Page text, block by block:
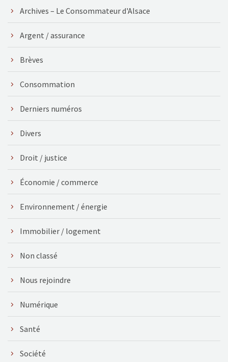
Archives – Le Consommateur d'Alsace
Argent / assurance
Brèves
Consommation
Derniers numéros
Divers
Droit / justice
Économie / commerce
Environnement / énergie
Immobilier / logement
Non classé
Nous rejoindre
Numérique
Santé
Société